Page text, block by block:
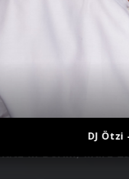
in Berlin, März
DJ Ötzi